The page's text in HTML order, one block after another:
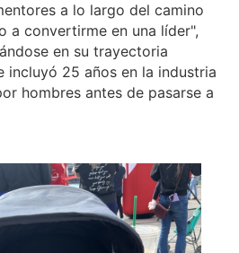
a lo largo del camino
a convertirme en una líder",
en su trayectoria
incluyó 25 años en la industria
hombres antes de pasarse a